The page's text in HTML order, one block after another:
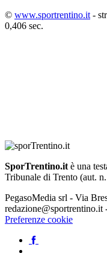
© www.sportrentino.it -
0,406 sec.
SporTrentino.it è una
Tribunale di Trento (aut.
PegasoMedia srl - Via
redazione@sportrentino.it
Preferenze cookie